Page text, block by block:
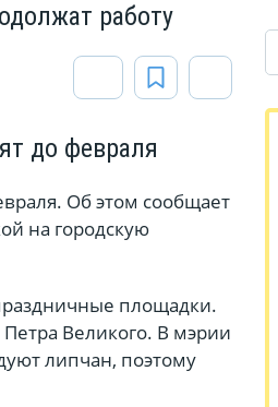
работу
до февраля
Об этом сообщает
на городскую
площадки.
Великого. В мэрии
липчан, поэтому